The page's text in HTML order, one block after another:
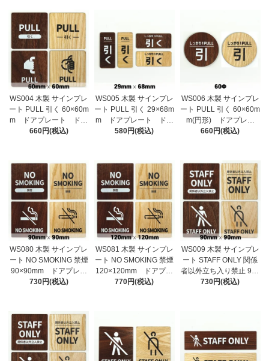
れ
WS004 木製 サインプレ
ート PULL 引く 60×60m
m ドアプレート ドア
サイン ウッド 木製ド
660円(税込)
WS005 木製 サインプレ
ート PULL 引く 29×68m
m ドアプレート ドア
サイン ウッド 木製ド
580円(税込)
WS006 木製 サインプレ
ート PULL 引く 60×60m
m(円形) ドアプレー
ト ドアサイン ウッ
札 おしゃれ
660円(税込)
WS080 木製 サインプレ
ート NO SMOKING 禁煙
90×90mm ドアプレー
ト ドアサイン ウッ
札 おしゃれ
730円(税込)
WS081 木製 サインプレ
ート NO SMOKING 禁煙
120×120mm ドアプレ
ート ドアサイン ウッ
770円(税込)
WS009 木製 サインプレ
ート STAFF ONLY 関係
者以外立ち入り禁止 90×
90mm ドアプレート
730円(税込)